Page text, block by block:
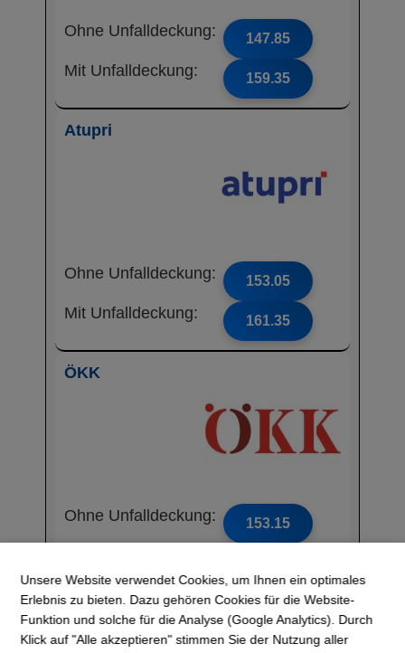
Ohne Unfalldeckung: 147.85
Mit Unfalldeckung: 159.35
Atupri
Ohne Unfalldeckung: 153.05
Mit Unfalldeckung: 161.35
ÖKK
Ohne Unfalldeckung: 153.15
Sanitas
Unsere Website verwendet Cookies, um Ihnen ein optimales
Erlebnis zu bieten. Dazu gehören Cookies für die Website-
Funktion und solche für die Analyse (Google Analytics). Durch
Klick auf "Alle akzeptieren" stimmen Sie der Nutzung aller